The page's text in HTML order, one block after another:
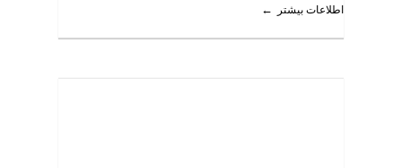
اطلاعات بیشتر